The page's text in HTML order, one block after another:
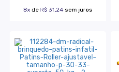
8x de R$ 31,24 sem juros